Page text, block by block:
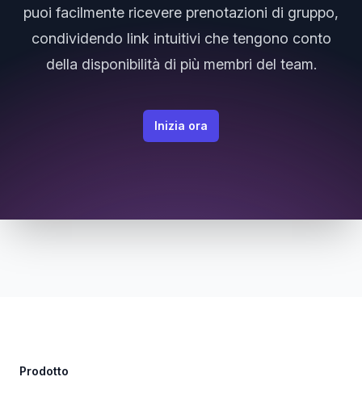
puoi facilmente ricevere prenotazioni di gruppo,
condividendo link intuitivi che tengono conto
della disponibilità di più membri del team.
Inizia ora
Prodotto